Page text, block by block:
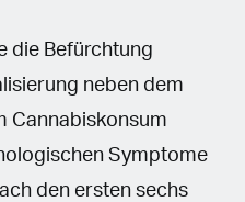
die Befürchtung
neben dem
Cannabiskonsum
Symptome
den ersten sechs